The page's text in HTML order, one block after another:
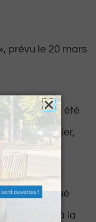
prévu le 20 mars
il avait été
dernier,
communiqué
suite à la